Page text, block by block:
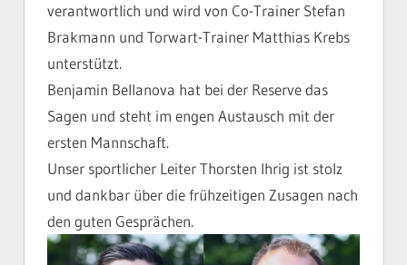
verantwortlich und wird von Co-Trainer Stefan
Brakmann und Torwart-Trainer Matthias Krebs
unterstützt.
Benjamin Bellanova hat bei der Reserve das
Sagen und steht im engen Austausch mit der
ersten Mannschaft.
Unser sportlicher Leiter Thorsten Ihrig ist stolz
und dankbar über die frühzeitigen Zusagen nach
den guten Gesprächen.